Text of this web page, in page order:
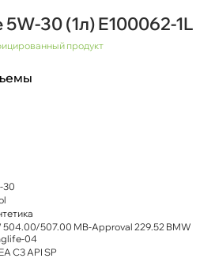
30 (1л) E100062-1L
продукт
30
504.00/507.00 MB-Approval 229.52 BMW
04
C3 API SP